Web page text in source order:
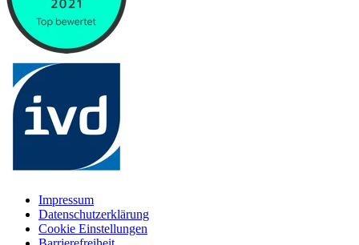
Impressum
Datenschutzerklärung
Cookie Einstellungen